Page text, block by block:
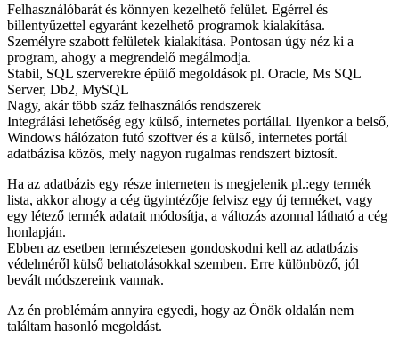
Felhasználóbarát és könnyen kezelhető felület. Egérrel és
billentyűzettel egyaránt kezelhető programok kialakítása.
Személyre szabott felületek kialakítása. Pontosan úgy néz ki a
program, ahogy a megrendelő megálmodja.
Stabil, SQL szerverekre épülő megoldások pl. Oracle, Ms SQL
Server, Db2, MySQL
Nagy, akár több száz felhasználós rendszerek
Integrálási lehetőség egy külső, internetes portállal. Ilyenkor a belső,
Windows hálózaton futó szoftver és a külső, internetes portál
adatbázisa közös, mely nagyon rugalmas rendszert biztosít.
Ha az adatbázis egy része interneten is megjelenik pl.:egy termék
lista, akkor ahogy a cég ügyintézője felvisz egy új terméket, vagy
egy létező termék adatait módosítja, a változás azonnal látható a cég
honlapján.
Ebben az esetben természetesen gondoskodni kell az adatbázis
védelméről külső behatolásokkal szemben. Erre különböző, jól
bevált módszereink vannak.
Az én problémám annyira egyedi, hogy az Önök oldalán nem
találtam hasonló megoldást.